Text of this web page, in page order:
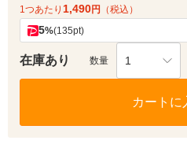
1つあたり 1,490円 （税込）
5%(135pt)
在庫あり 数量 1
カートに